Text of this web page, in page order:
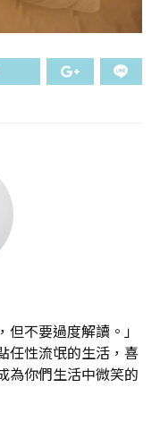
但不要過度解讀。」
任性流氓的生活，喜
為你們生活中微笑的